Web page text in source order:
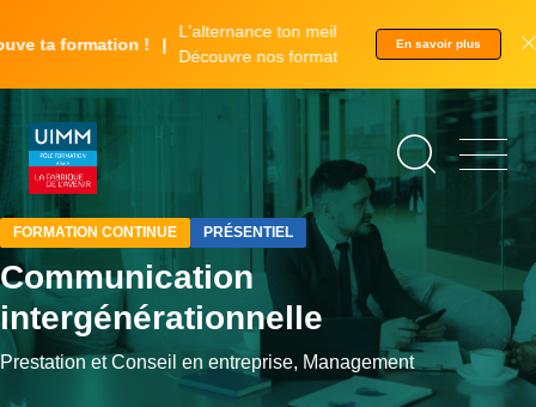
auta formation !
L'alternance ton meilleur tremplin.
Découvre nos formations.
En savoir plus
FORMATION CONTINUE PRÉSENTIEL
Communication
intergénérationnelle
Prestation et Conseil en entreprise, Management